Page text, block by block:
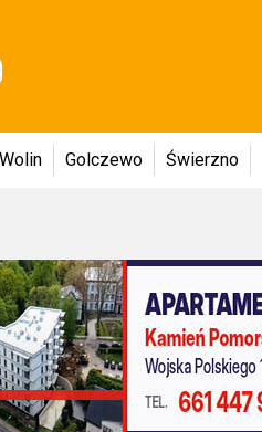
Wolin Golczewo Świerzno